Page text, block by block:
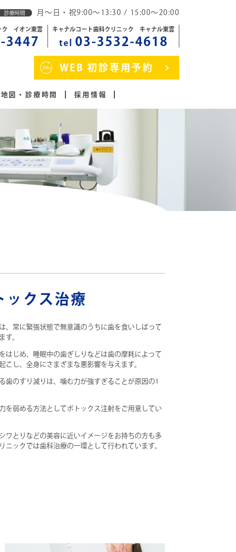
診療時間 月～日・祝9:00～13:30 / 15:00～20:00
ク イオン東雲
3447
キャナルコート歯科クリニック キャナル東雲
tel 03-3532-4618
WEB 初診専用予約
地図・診療時間 採用情報
ックス治療
、常に緊張状態で無意識のうちに歯を食いしばって
す。
はじめ、睡眠中の歯ぎしりなどは歯の摩耗によって
こし、全身にさまざまな悪影響を与えます。
歯のすり減りは、噛む力が強すぎることが原因の1
を弱める方法としてボトックス注射をご用意してい
ワとりなどの美容に近いイメージをお持ちの方も多
ニックでは歯科治療の一環として行われています。